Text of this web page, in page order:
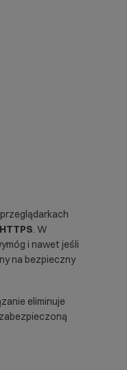
HTTPS. W
i nawet jeśli
na bezpieczny
eliminuje